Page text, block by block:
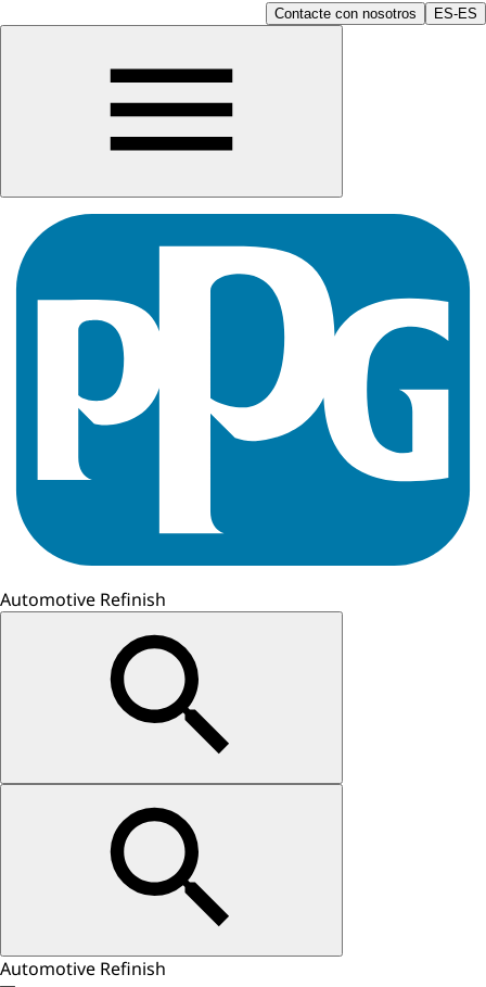
Contacte con nosotros ES-ES
Automotive Refinish
Automotive Refinish